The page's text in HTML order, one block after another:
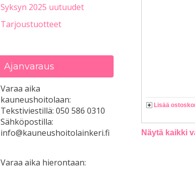
Lisää
Näytä kaikki
Syksyn 2025 uutuudet
Tarjoustuotteet
Ajanvaraus
Varaa aika
kauneushoitolaan:
Tekstiviestillä: 050 586 0310
Sähköpostilla:
info@kauneushoitolainkeri.fi
Varaa aika hierontaan: